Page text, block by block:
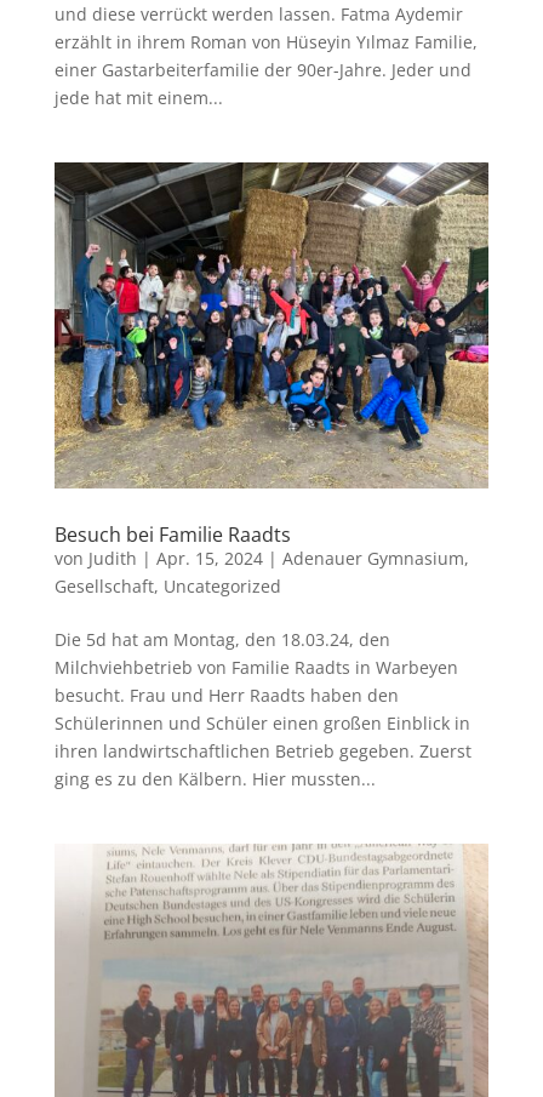
und diese verrückt werden lassen. Fatma Aydemir
erzählt in ihrem Roman von Hüseyin Yılmaz Familie,
einer Gastarbeiterfamilie der 90er-Jahre. Jeder und
jede hat mit einem...
Besuch bei Familie Raadts
von Judith | Apr. 15, 2024| Adenauer Gymnasium,
Gesellschaft, Uncategorized
Die 5d hat am Montag, den 18.03.24, den
Milchviehbetrieb von Familie Raadts in Warbeyen
besucht. Frau und Herr Raadts haben den
Schülerinnen und Schüler einen großen Einblick in
ihren landwirtschaftlichen Betrieb gegeben. Zuerst
ging es zu den Kälbern. Hier mussten...